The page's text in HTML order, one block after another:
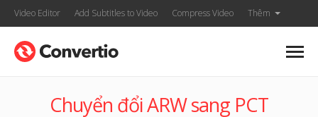
Video Editor Add Subtitles to Video Compress Video Thêm
Chuyển đổi ARW sang PCT